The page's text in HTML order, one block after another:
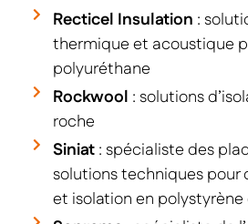
Recticel Insulation :
thermique et acoustique
polyuréthane
Rockwool : solutions
roche
Siniat: spécialiste des
solutions techniques pour
et isolation en polystyrène